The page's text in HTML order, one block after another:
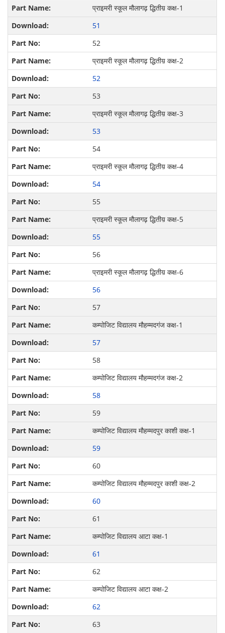
प्राइमरी स्कूल मौलागढ़ द्धितीय़ कक्ष-1
51
52
प्राइमरी स्कूल मौलागढ़ द्धितीय़ कक्ष-2
52
53
प्राइमरी स्कूल मौलागढ़ द्धितीय़ कक्ष-3
53
54
प्राइमरी स्कूल मौलागढ़ द्धितीय़ कक्ष-4
54
55
प्राइमरी स्कूल मौलागढ़ द्धितीय़ कक्ष-5
55
56
प्राइमरी स्कूल मौलागढ़ द्धितीय़ कक्ष-6
56
57
कम्पोजिट विद्यालय मौहम्मदगंज कक्ष-1
57
58
कम्पोजिट विद्यालय मौहम्मदगंज कक्ष-2
58
59
कम्पोजिट विद्यालय मौहम्मदपुर काशी कक्ष-1
59
60
कम्पोजिट विद्यालय मौहम्मदपुर काशी कक्ष-2
60
61
कम्पोजिट विद्यालय आटा कक्ष-1
61
62
कम्पोजिट विद्यालय आटा कक्ष-2
62
63